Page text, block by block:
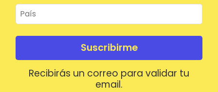
Suscribirme
Recibirás un correo para validar tu
email.
Mantenerme conectado
Acceder